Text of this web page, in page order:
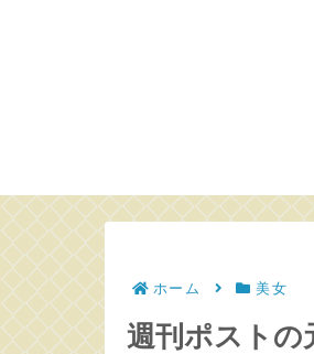
ホーム 美女
週刊ポストの